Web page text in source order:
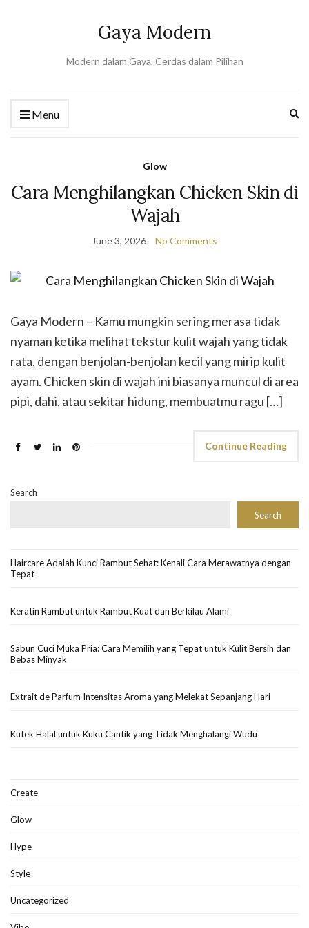
Gaya Modern
Modern dalam Gaya, Cerdas dalam Pilihan
Menu
Glow
Cara Menghilangkan Chicken Skin di
Wajah
June 3, 2026 No Comments
Gaya Modern – Kamu mungkin sering merasa tidak
nyaman ketika melihat tekstur kulit wajah yang tidak
rata, dengan benjolan-benjolan kecil yang mirip kulit
ayam. Chicken skin di wajah ini biasanya muncul di area
pipi, dahi, atau sekitar hidung, membuatmu ragu […]
Continue Reading
Search
Search
Haircare Adalah Kunci Rambut Sehat: Kenali Cara Merawatnya dengan
Tepat
Keratin Rambut untuk Rambut Kuat dan Berkilau Alami
Sabun Cuci Muka Pria: Cara Memilih yang Tepat untuk Kulit Bersih dan
Bebas Minyak
Extrait de Parfum Intensitas Aroma yang Melekat Sepanjang Hari
Kutek Halal untuk Kuku Cantik yang Tidak Menghalangi Wudu
Create
Glow
Hype
Style
Uncategorized